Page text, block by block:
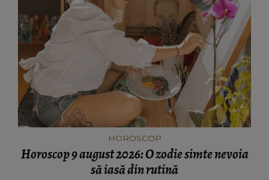
HOROSCOP
Horoscop 9 august 2026: O zodie simte nevoia
să iasă din rutină